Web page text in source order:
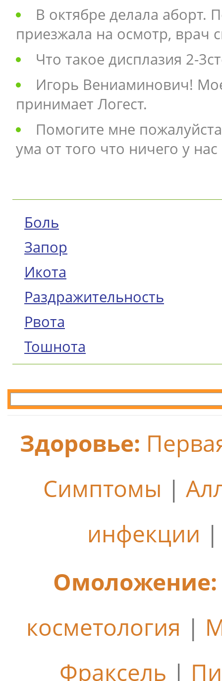
В октябре делала аборт.
приезжала на осмотр, врач
Что такое дисплазия 2-
Игорь Вениаминович!
принимает Логест.
Помогите мне
ума от того что ничего у
Боль
Запор
Икота
Раздражительность
Рвота
Тошнота
Здоровье:
Симптомы |
инфекции
Омоложение:
косметология |
Фраксель |